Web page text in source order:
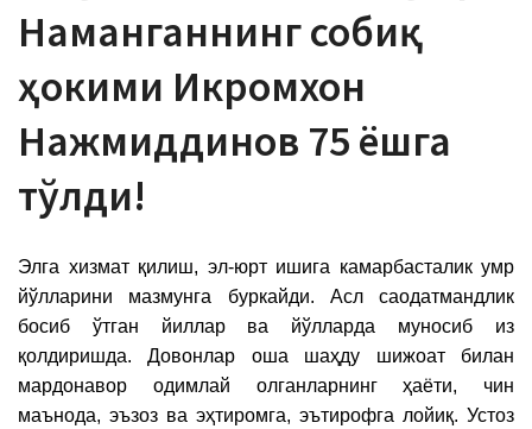
Наманганнинг собиқ
ҳокими Икромхон
Нажмиддинов 75 ёшга
тўлди!
Элга хизмат қилиш, эл-юрт ишига камарбасталик умр
йўлларини мазмунга буркайди. Асл саодатмандлик
босиб ўтган йиллар ва йўлларда муносиб из
қолдиришда. Довонлар оша шаҳду шижоат билан
мардонавор одимлай олганларнинг ҳаёти, чин
маънода, эъзоз ва эҳтиромга, эътирофга лойиқ. Устоз